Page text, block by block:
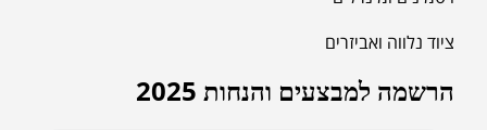
ציוד נלווה ואביזרים
הרשמה למבצעים והנחות 2025